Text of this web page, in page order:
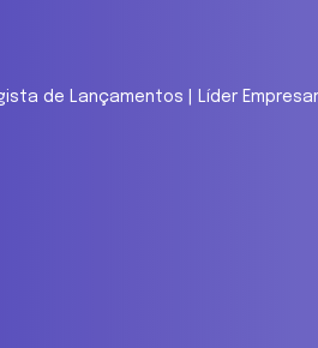
de Lançamentos | Líder